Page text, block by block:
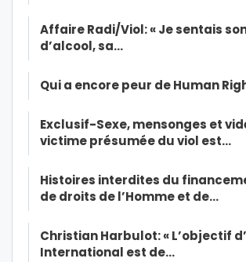
Affaire Radi/Viol: « Je sentais
d’alcool, sa…
Qui a encore peur de Human
Exclusif-Sexe, mensonges et
victime présumée du viol est…
Histoires interdites du
de droits de l’Homme et de…
Christian Harbulot: « L’objectif
International est de…